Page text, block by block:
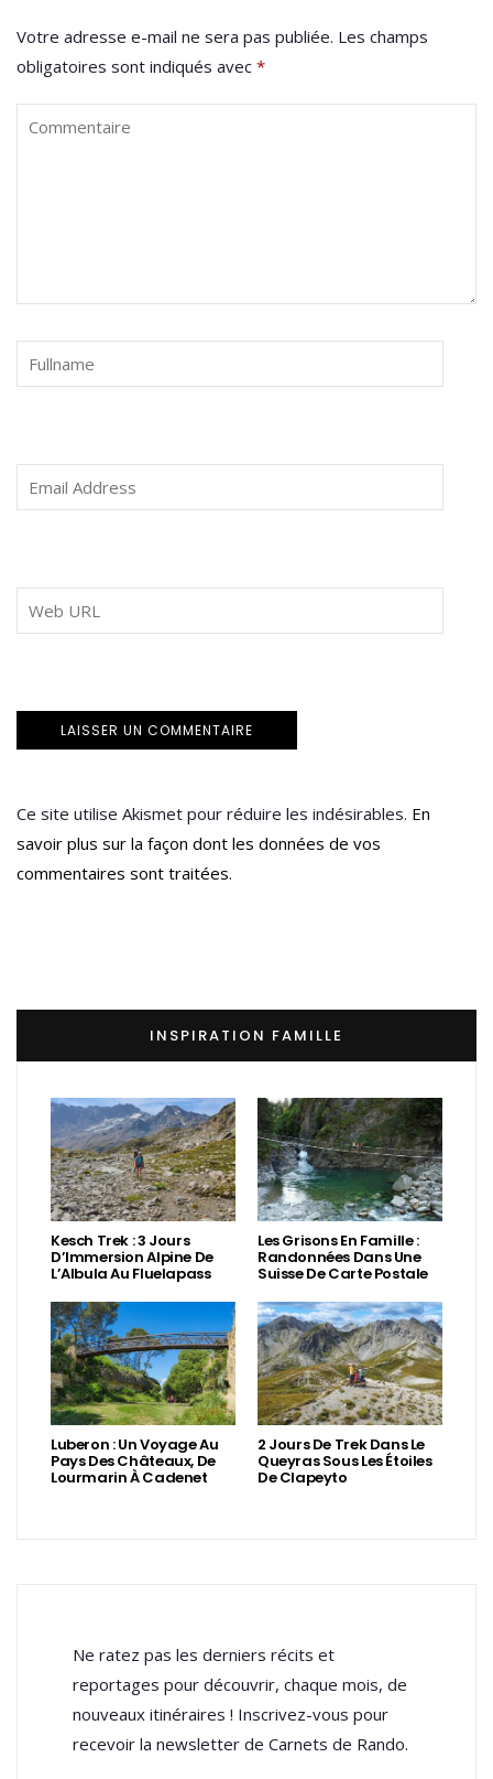
Votre adresse e-mail ne sera pas publiée. Les champs
obligatoires sont indiqués avec *
Ce site utilise Akismet pour réduire les indésirables. En
savoir plus sur la façon dont les données de vos
commentaires sont traitées.
INSPIRATION FAMILLE
Kesch Trek : 3 Jours
D’Immersion Alpine De
L’Albula Au Fluelapass
Les Grisons En Famille :
Randonnées Dans Une
Suisse De Carte Postale
Luberon : Un Voyage Au
Pays Des Châteaux, De
Lourmarin À Cadenet
2 Jours De Trek Dans Le
Queyras Sous Les Étoiles
De Clapeyto
Ne ratez pas les derniers récits et
reportages pour découvrir, chaque mois, de
nouveaux itinéraires ! Inscrivez-vous pour
recevoir la newsletter de Carnets de Rando.